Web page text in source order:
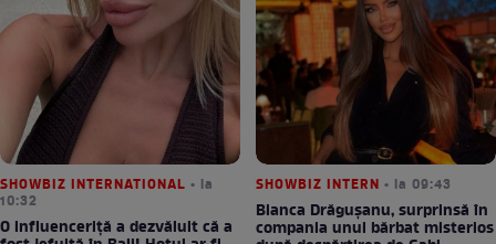
SHOWBIZ INTERNATIONAL • la
10:32
O influenceriță a dezvăluit că a
SHOWBIZ INTERN • la 09:43
Bianca Drăgușanu, surprinsă în
compania unui bărbat misterios